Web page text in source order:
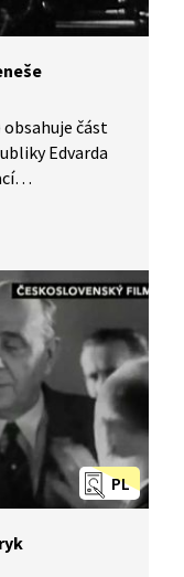
obsahuje část
Edvarda
se občany
projev je veden
v budoucnost
národa. Zdroj:
PL